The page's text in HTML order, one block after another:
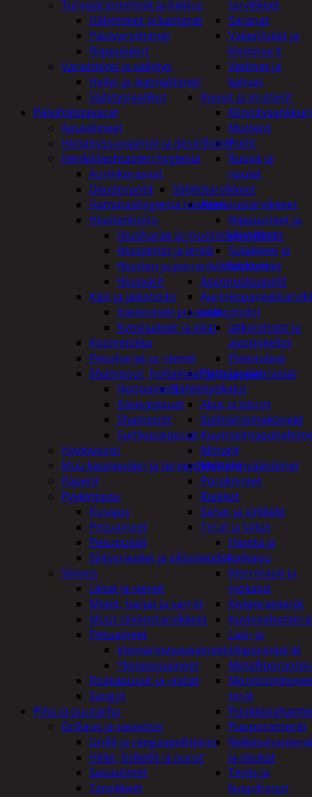
tarvikkeet
Saranat
Vaijerilukot ja
klemmarit
Vetimet ja
kahvat
Ruuvit ja mutterit
Mutterit
Pultit
Ruuvit ja
naulat
Sähkötarvikkeet
Asennustarvikkeet
Nippusiteet ja
kiinnikkeet
Sulakkeet ja
liittimet
Asennuskaapelit
Jatkojohdot
Jatkojohdot ja
ajastinkellot
Pistotulpat
Pisto ja -jakorasiat
Sähkötyökalut
Akut ja laturit
Kulmahiomakoneet
Mittarit
Mutterinvääntimet
Porakoneet
Ruiskut
Sahat ja sirkkelit
Terät ja laikat
Hionta ja
katkaisu
Kierretapit ja
työkalut
Kiviporanterät
Kuviosahanterä
Lasi- ja
tiiliporanterät
terät
Puuporanterät
ja istukat
Teräs ja
kuppiharjat
Turvajärjestelmät ja lukitus
Hälyttimet ja kamerat
Palovaroittimet
Riippulukot
Varastointi ja säilytys
Hyllyt ja -kannattimet
Säilytyslaatikot
Päivittäistavarat
Apuvälineet
Hengityssuojaimet ja desinfiointi
Henkilökohtainen hygienia
Aurinkorasvat
Deodorantit
Hammashygienia tuotteet
Hiustenhoito
Hiusharjat ja muotoilutuotteet
Hiuspinnit ja lenkit
Hiusten ja parranleikkuukoneet
Hiusvärit
Käsi ja jalkahoito
Käsivoiteet ja rasvat
Kynsisakset ja viilat
Kosmetiikka
Pesuharjat ja -sienet
Shampoot, hoitaineet ja saippuat
Hoitoaineet
Käsisaippuat
Shampoot
Suihkusaippuat
Hyvinvointi
Muu kauneuden ja terveydenhoito
Paperit
Pyykinpesu
Kuivaus
Pesuaineet
Pesupussit
Silitysraudat ja silityslaudat
Siivous
Liinat ja sienet
Mopit, harjat ja varret
Muut siivoustarvikkeet
Pesuaineet
Viemärinavausaineet
Yleispesuaineet
Roskapussit ja -astiat
Sangot
Piha ja puutarha
Grillaus ja savustus
Grillit ja rengaspolttimet
Hiilet, briketit ja purut
Savustimet
Tarvikkeet